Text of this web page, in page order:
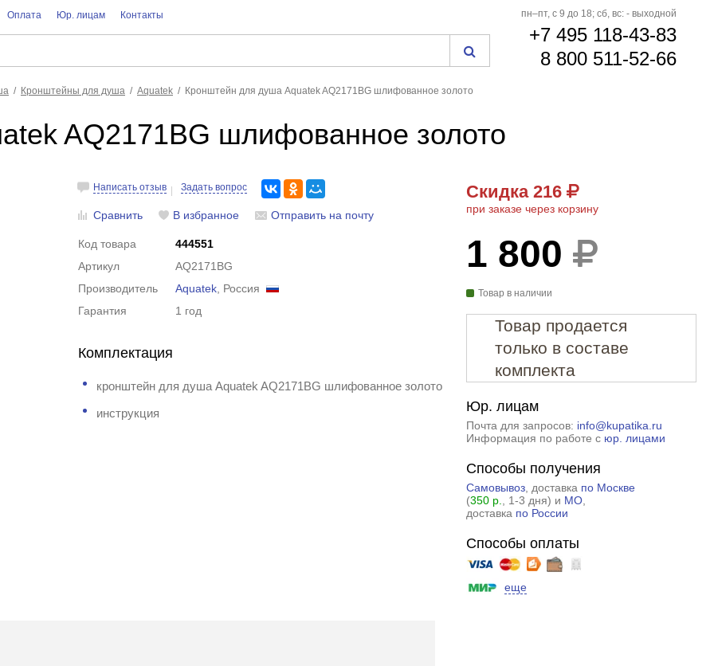
Оплата Юр. лицам Контакты пн–пт, с 9 до 18; сб, вс: - выходной
+7 495 118-43-83
8 800 511-52-66
Кронштейны для душа Aquatek Кронштейн для душа Aquatek AQ2171BG шлифованное золото
AQ2171BG шлифованное золото
Написать отзыв Задать вопрос
Сравнить В избранное Отправить на почту
Код товара
444551
Артикул
AQ2171BG
Производитель
Aquatek , Россия
Гарантия
1 год
Комплектация
кронштейн для душа Aquatek AQ2171BG шлифованное золото
инструкция
Скидка 216
при заказе через корзину
1 800
Товар в наличии
Товар продается
только в составе
комплекта
Юр. лицам
Почта для запросов: info@kupatika.ru
Информация по работе с юр. лицами
Способы получения
Самовывоз, доставка по Москве
(350 р. , 1-3 дня) и МО,
доставка по России
Способы оплаты
еще